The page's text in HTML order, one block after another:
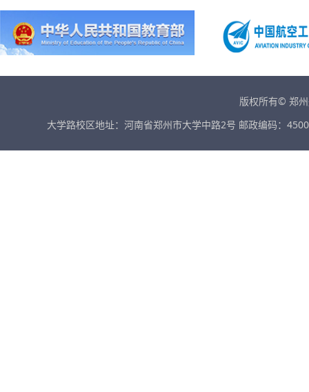
版权所有© 郑
大学路校区地址：河南省郑州市大学中路2号 邮政编码：